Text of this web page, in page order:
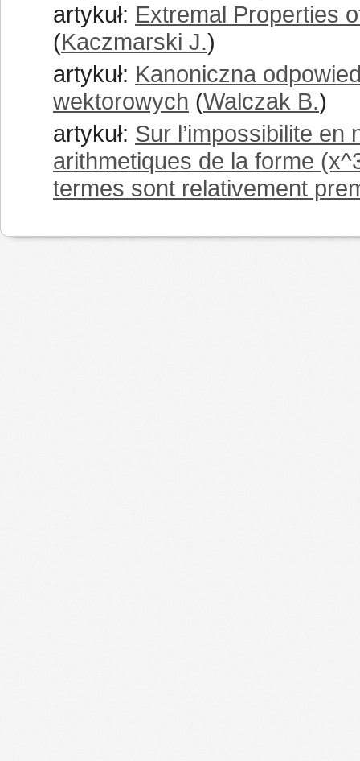
artykuł: Extremal Properties
(Kaczmarski J.)
artykuł: Kanoniczna
wektorowych (Walczak B.)
artykuł: Sur l’impossibilite
arithmetiques de la forme
termes sont relativement